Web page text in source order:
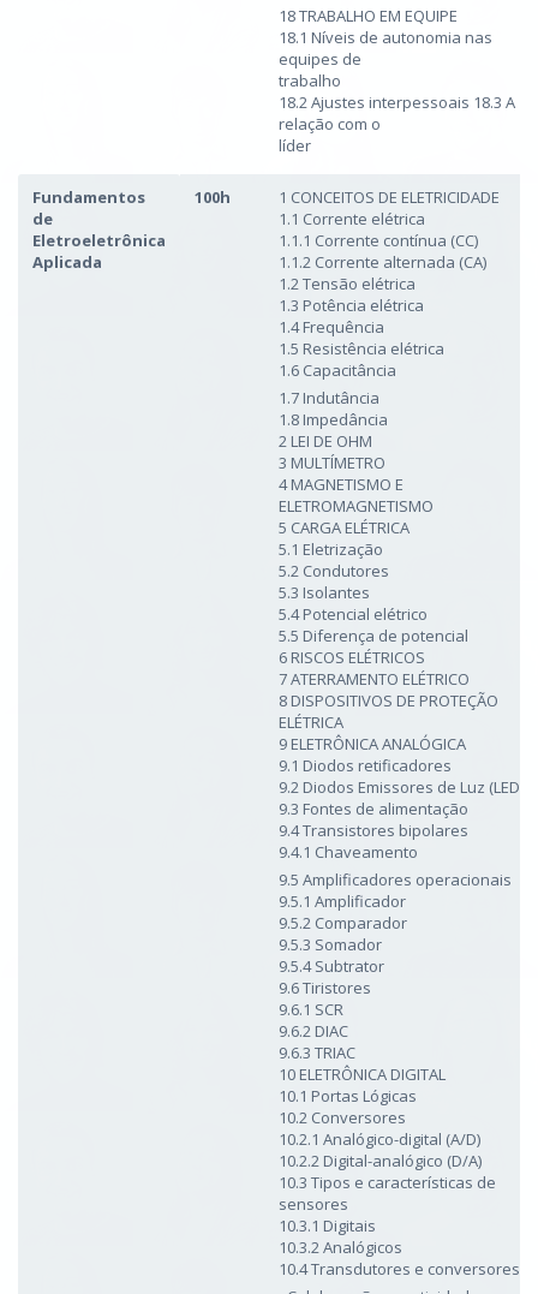
18 TRABALHO EM EQUIPE
18.1 Níveis de autonomia nas
equipes de
trabalho
18.2 Ajustes interpessoais 18.3 A
relação com o
líder
Fundamentos
de
Eletroeletrônica
Aplicada
100h
1 CONCEITOS DE ELETRICIDADE
1.1 Corrente elétrica
1.1.1 Corrente contínua (CC)
1.1.2 Corrente alternada (CA)
1.2 Tensão elétrica
1.3 Potência elétrica
1.4 Frequência
1.5 Resistência elétrica
1.6 Capacitância
1.7 Indutância
1.8 Impedância
2 LEI DE OHM
3 MULTÍMETRO
4 MAGNETISMO E
ELETROMAGNETISMO
5 CARGA ELÉTRICA
5.1 Eletrização
5.2 Condutores
5.3 Isolantes
5.4 Potencial elétrico
5.5 Diferença de potencial
6 RISCOS ELÉTRICOS
7 ATERRAMENTO ELÉTRICO
8 DISPOSITIVOS DE PROTEÇÃO
ELÉTRICA
9 ELETRÔNICA ANALÓGICA
9.1 Diodos retificadores
9.2 Diodos Emissores de Luz (LED)
9.3 Fontes de alimentação
9.4 Transistores bipolares
9.4.1 Chaveamento
9.5 Amplificadores operacionais
9.5.1 Amplificador
9.5.2 Comparador
9.5.3 Somador
9.5.4 Subtrator
9.6 Tiristores
9.6.1 SCR
9.6.2 DIAC
9.6.3 TRIAC
10 ELETRÔNICA DIGITAL
10.1 Portas Lógicas
10.2 Conversores
10.2.1 Analógico-digital (A/D)
10.2.2 Digital-analógico (D/A)
10.3 Tipos e características de
sensores
10.3.1 Digitais
10.3.2 Analógicos
10.4 Transdutores e conversores